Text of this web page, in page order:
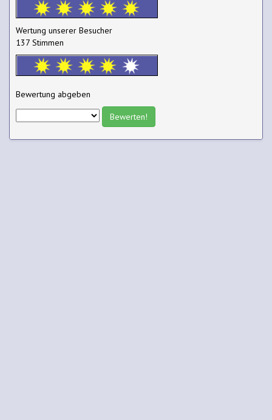
Wertung unserer Besucher
137 Stimmen
Bewertung abgeben